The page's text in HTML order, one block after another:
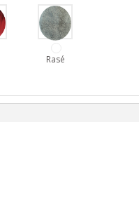
Rasé